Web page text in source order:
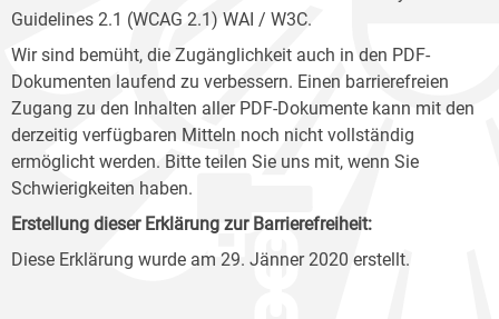
Guidelines 2.1 (WCAG 2.1) WAI / W3C.
Wir sind bemüht, die Zugänglichkeit auch in den PDF-
Dokumenten laufend zu verbessern. Einen barrierefreien
Zugang zu den Inhalten aller PDF-Dokumente kann mit den
derzeitig verfügbaren Mitteln noch nicht vollständig
ermöglicht werden. Bitte teilen Sie uns mit, wenn Sie
Schwierigkeiten haben.
Erstellung dieser Erklärung zur Barrierefreiheit:
Diese Erklärung wurde am 29. Jänner 2020 erstellt.